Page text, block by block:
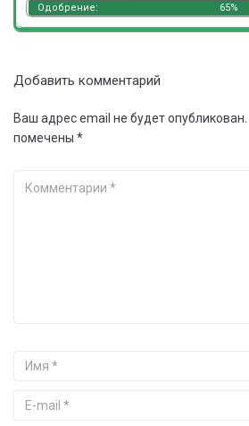
Одобрение: 65%
Добавить комментарий
Ваш адрес email не будет опубликован.
помечены *